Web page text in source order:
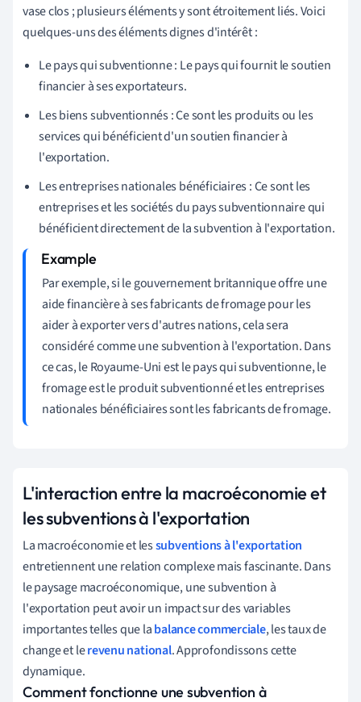
vase clos ; plusieurs éléments y sont étroitement liés. Voici
quelques-uns des éléments dignes d'intérêt :
Le pays qui subventionne : Le pays qui fournit le soutien
financier à ses exportateurs.
Les biens subventionnés : Ce sont les produits ou les
services qui bénéficient d'un soutien financier à
l'exportation.
Les entreprises nationales bénéficiaires : Ce sont les
entreprises et les sociétés du pays subventionnaire qui
bénéficient directement de la subvention à l'exportation.
Par exemple, si le gouvernement britannique offre une
aide financière à ses fabricants de fromage pour les
aider à exporter vers d'autres nations, cela sera
considéré comme une subvention à l'exportation. Dans
ce cas, le Royaume-Uni est le pays qui subventionne, le
fromage est le produit subventionné et les entreprises
nationales bénéficiaires sont les fabricants de fromage.
L'interaction entre la macroéconomie et
les subventions à l'exportation
La macroéconomie et lessubventions à l'exportation
entretiennent une relation complexe mais fascinante. Dans
le paysage macroéconomique, une subvention à
l'exportation peut avoir un impact sur des variables
importantes telles que labalance commerciale, les taux de
change et lerevenu national. Approfondissons cette
dynamique.
Comment fonctionne une subvention à